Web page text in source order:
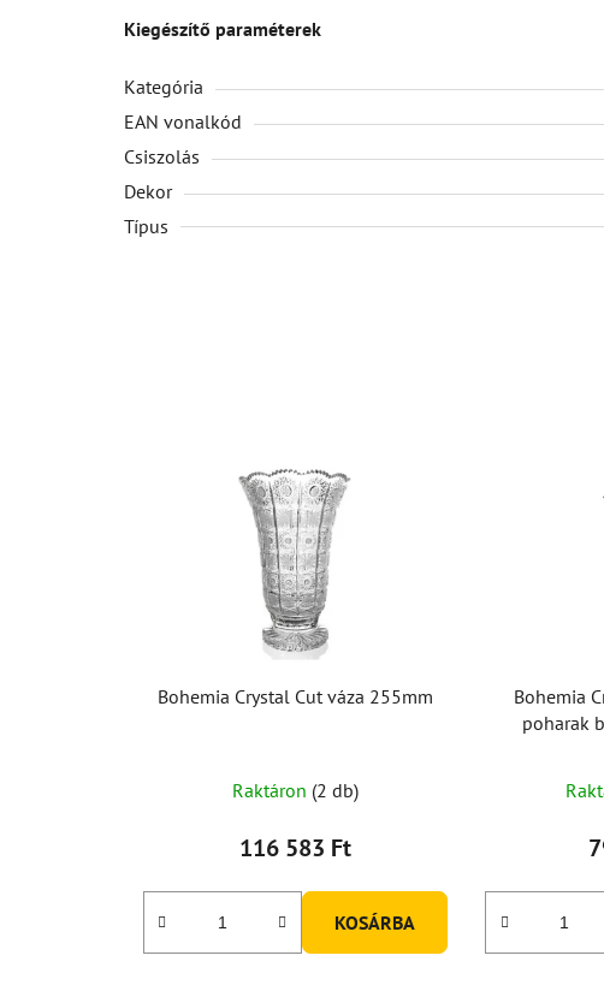
Kiegészítő paraméterek
Kategória
EAN vonalkód
Csiszolás
Dekor
Típus
Bohemia Crystal Cut váza 255mm
termék
átlagos
5-
Raktáron (2 db)
116 583 Ft
KOSÁRBA
Bohemia
poharak